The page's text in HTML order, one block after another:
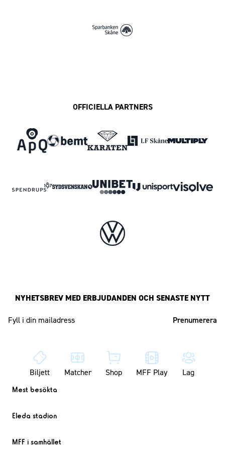
OFFICIELLA PARTNERS
NYHETSBREV MED ERBJUDANDEN OCH SENASTE NYTT
Biljett Matcher Shop MFF Play Lag
Mest besökta
Eleda stadion
MFF i samhället